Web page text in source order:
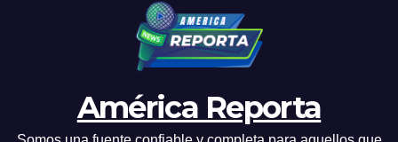
América Reporta